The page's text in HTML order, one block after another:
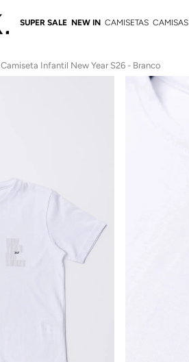
SUPER SALE NEW IN CAMISETAS CAMISAS
Camiseta Infantil New Year S26 - Branco